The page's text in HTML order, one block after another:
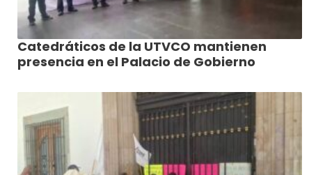
Catedráticos de la UTVCO mantienen
presencia en el Palacio de Gobierno